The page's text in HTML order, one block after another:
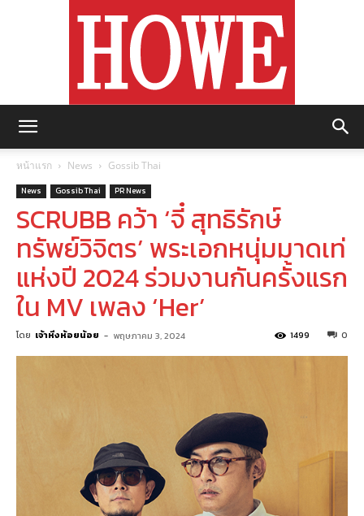
หน้าแรก News Gossib Thai
News Gossib Thai PR News
SCRUBB คว้า ‘จี๋ สุทธิรักษ์
ทรัพย์วิจิตร’ พระเอกหนุ่มมาดเท่
แห่งปี 2024 ร่วมงานกันครั้งแรก
ใน MV เพลง ‘Her’
โดย เจ้าหิ่งห้อยน้อย - พฤษภาคม 3, 2024 0
1499